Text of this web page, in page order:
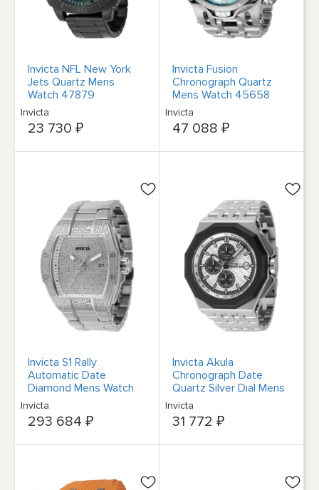
Invicta NFL New York
Jets Quartz Mens
Watch 47879
Invicta
23 730 ₽
Invicta Fusion
Chronograph Quartz
Mens Watch 45658
Invicta
47 088 ₽
Invicta S1 Rally
Automatic Date
Diamond Mens Watch
45688
Invicta
293 684 ₽
Invicta Akula
Chronograph Date
Quartz Silver Dial Mens
Watch 47391
Invicta
31 772 ₽